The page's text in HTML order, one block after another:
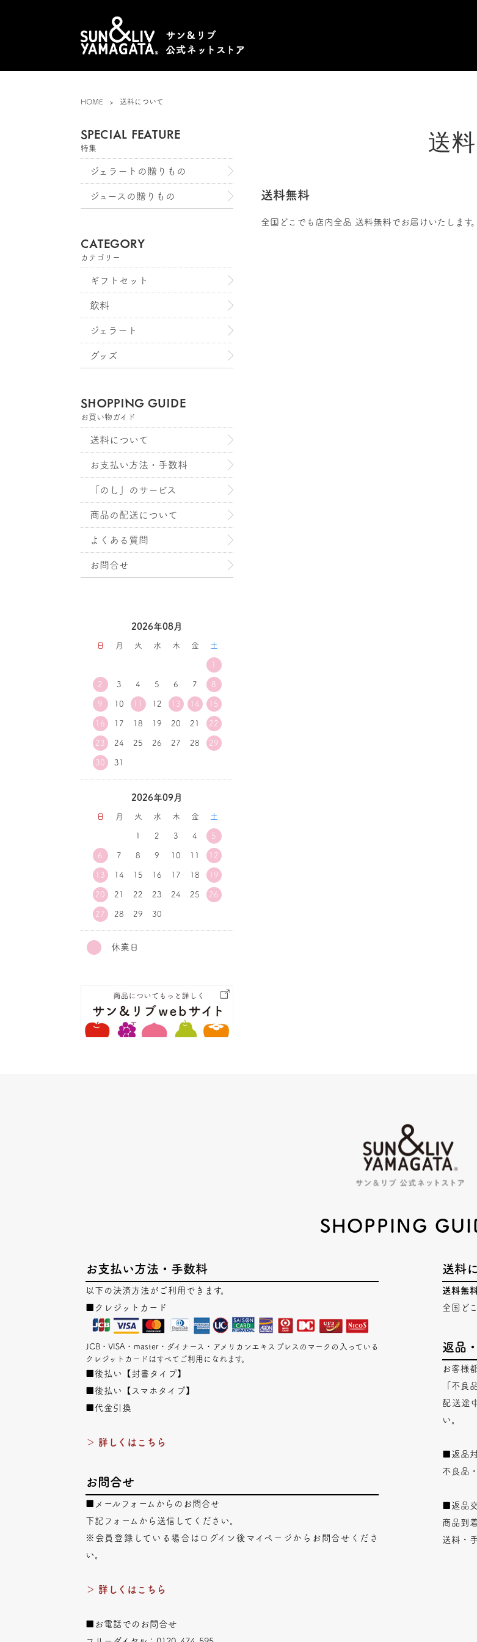
HOME 送料について
送
送料無料
全国どこでも店内全品 送料無料でお届けいたします。
SPECIAL FEATURE
特集
ジェラートの贈りもの
ジュースの贈りもの
CATEGORY
カテゴリー
ギフトセット
飲料
ジェラート
グッズ
SHOPPING GUIDE
お買い物ガイド
送料について
お支払い方法・手数料
「のし」のサービス
商品の配送について
よくある質問
お問合せ
2026年08月
日 月 火 水 木 金 土
1
2 3 4 5 6 7 8
9 10 11 12 13 14 15
16 17 18 19 20 21 22
23 24 25 26 27 28 29
30 31
2026年09月
日 月 火 水 木 金 土
1 2 3 4 5
6 7 8 9 10 11 12
13 14 15 16 17 18 19
20 21 22 23 24 25 26
27 28 29 30
休業日
SHOPPING
お支払い方法・手数料
以下の決済方法がご利用できます。
■クレジットカード
JCB・VISA・master・ダイナース・アメリカンエキスプレスのマークの入っている
クレジットカードはすべてご利用になれます。
■後払い【封書タイプ】
■後払い【スマホタイプ】
■代金引換
＞ 詳しくはこちら
お問合せ
■メールフォームからのお問合せ
下記フォームから送信してください。
※会員登録している場合はログイン後マイページからお問合せくださ
い。
＞ 詳しくはこちら
■お電話でのお問合せ
送料
送料無
全国ど
返品
お客様
「不良
配送途
い。
■返品
不良品
■返品
商品到
送料・